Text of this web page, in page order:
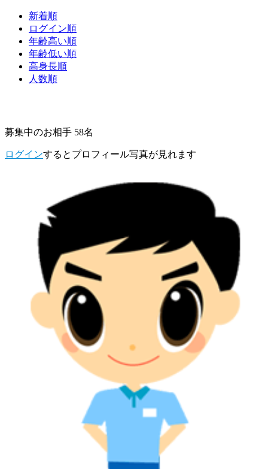
新着順
ログイン順
年齢高い順
年齢低い順
高身長順
人数順
募集中のお相手 58名
ログインするとプロフィール写真が見れます